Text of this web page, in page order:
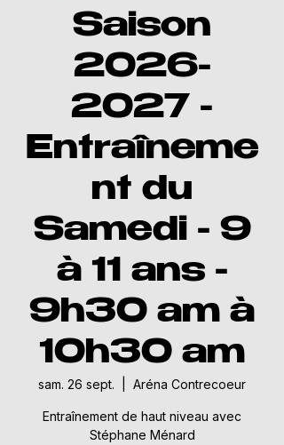
Saison
2026-
2027 -
Entraîneme
nt du
Samedi - 9
à 11 ans -
9h30 am à
10h30 am
sam. 26 sept. Aréna Contrecoeur
Entraînement de haut niveau avec
Stéphane Ménard